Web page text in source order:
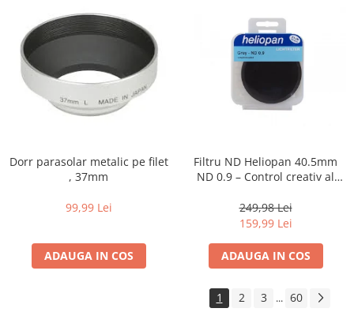
negative late 120mm color
Scanere Film
Binocluri, Lupe si Telescoape
Binocluri
Telescoape
Aparate de colectie
Aparate foto de colectie reflex,
format 24x36mm
Aparate foto de colectie, cu burduf
Aparate foto de colectie , cu vizare
Dorr parasolar metalic pe filet
, 37mm
99,99 Lei
ADAUGA IN COS
Filtru ND Heliopan 40.5mm
ND 0.9 – Control creativ al
249,98 Lei
159,99 Lei
ADAUGA IN COS
1 2 3 ... 60